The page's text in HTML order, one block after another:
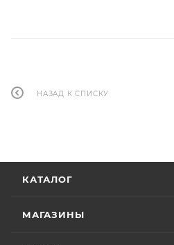
НАЗАД К СПИСКУ
КАТАЛОГ
МАГАЗИНЫ